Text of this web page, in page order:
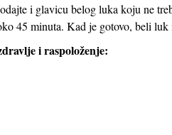
i glavicu belog luka koju ne
45 minuta. Kad je gotovo, beli
i raspoloženje: